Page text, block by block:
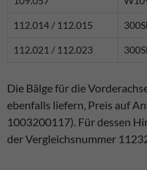
112.014 / 112.015
112.021 / 112.023
Die Bälge für die
ebenfalls liefern, Preis auf
1003200117). Für dessen
der Vergleichsnummer